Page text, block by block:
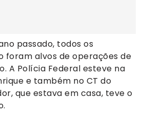
passado, todos os
foram alvos de operações de
A Polícia Federal esteve na
e também no CT do
que estava em casa, teve o